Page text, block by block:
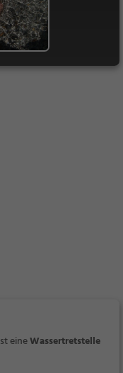
eineWassertretstelle